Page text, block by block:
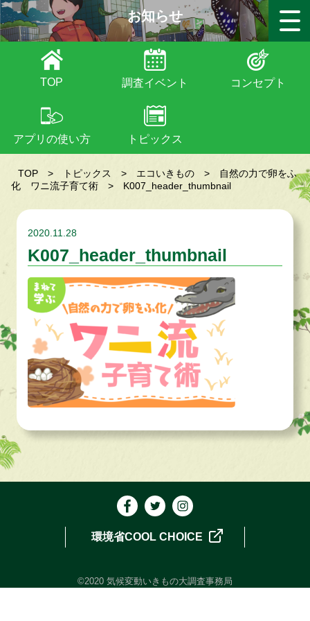
お知らせ
TOP 調査イベント コンセプト
アプリの使い方 トピックス
TOP > トピックス > エコいきもの >
自然の力で卵をふ
化 ワニ流子育て術
> K007_header_thumbnail
2020.11.28
K007_header_thumbnail
環境省COOL CHOICE
©2020 気候変動いきもの大調査事務局